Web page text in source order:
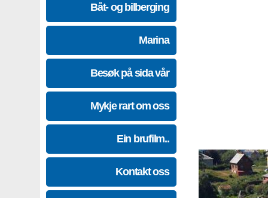
Båt- og bilberging
Marina
Besøk på sida vår
Mykje rart om oss
Ein brufilm..
Kontakt oss